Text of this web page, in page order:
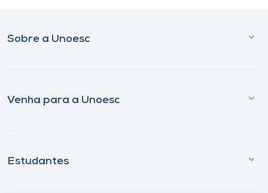
Sobre a Unoesc
Venha para a Unoesc
Estudantes